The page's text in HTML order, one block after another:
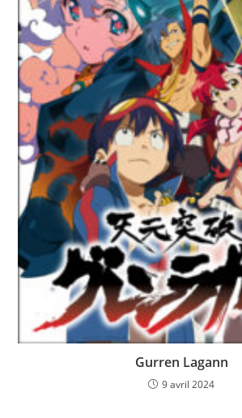
Gurren Lagann
9 avril 2024